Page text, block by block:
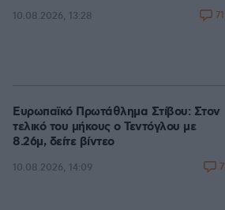
10.08.2026, 13:28 71
Ευρωπαϊκό Πρωτάθλημα Στίβου: Στον
τελικό του μήκους ο Τεντόγλου με
8.26μ, δείτε βίντεο
10.08.2026, 14:09 7